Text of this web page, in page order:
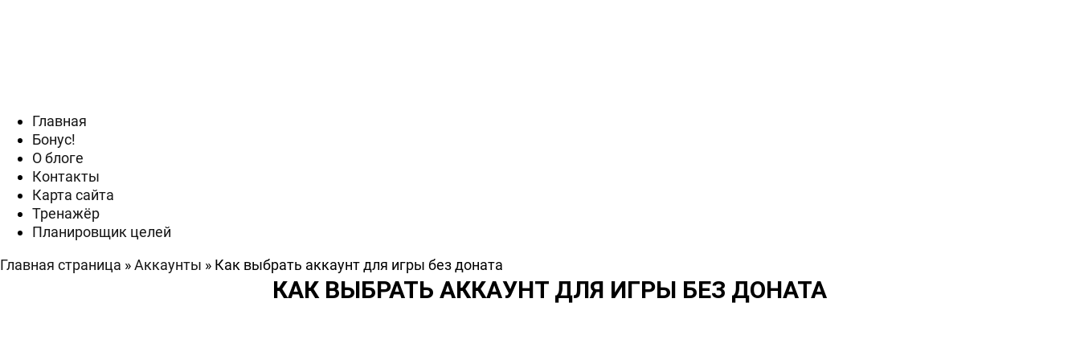
Главная
Бонус!
О блоге
Контакты
Карта сайта
Тренажёр
Планировщик целей
Главная страница »Аккаунты » Как выбрать аккаунт для игры без доната
КАК ВЫБРАТЬ АККАУНТ ДЛЯ ИГРЫ БЕЗ ДОНАТА